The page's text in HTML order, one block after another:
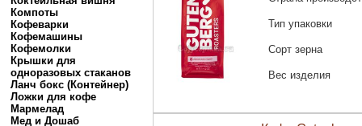
Компоты
Кофеварки
Кофемашины
Кофемолки
Крышки для
одноразовых стаканов
Ланч бокс (Контейнер)
Ложки для кофе
Мармелад
Мед и Дошаб
Тип упаковки
Сорт зерна
Вес изделия